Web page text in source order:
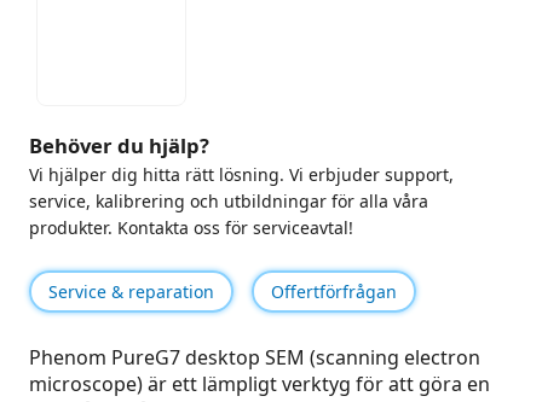
Behöver du hjälp?
Vi hjälper dig hitta rätt lösning. Vi erbjuder support,
service, kalibrering och utbildningar för alla våra
produkter. Kontakta oss för serviceavtal!
Service & reparation Offertförfrågan
Phenom PureG7 desktop SEM (scanning electron
microscope) är ett lämpligt verktyg för att göra en